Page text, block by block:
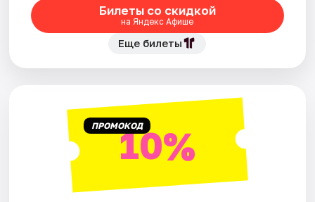
Билеты со скидкой
на Яндекс Афише
Еще билеты
ПРОМОКОД10%